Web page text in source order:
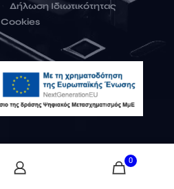
Δήλωση Ιδιωτικότητας
Cookies
0